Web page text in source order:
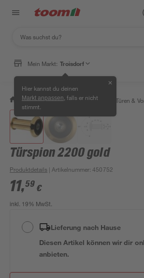
Mein Markt: Troisdorf
Hier kannst du deinen
Markt anpassen , falls er nicht
stimmt.
✕
/ Bauen & Renovieren / Fenster, Türen &
Türspion 2200 gold
Produktdetails | Artikelnummer:450752
11,59 €
inkl. 19% MwSt.
Lieferung nach Hause
Diesen Artikel können wir dir
anbieten.